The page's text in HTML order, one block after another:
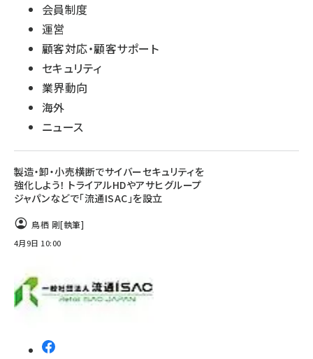
会員制度
運営
顧客対応・顧客サポート
セキュリティ
業界動向
海外
ニュース
製造・卸・小売横断でサイバーセキュリティを
強化しよう！ トライアルHDやアサヒグループ
ジャパンなどで「流通ISAC」を設立
鳥栖 剛[執筆]
4月9日 10:00